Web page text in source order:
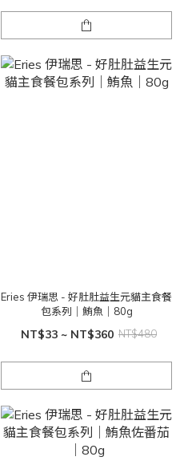
Eries 伊瑞思 - 好肚肚益生元貓主食餐
包系列｜鮪魚｜80g
NT$33 ~ NT$360 NT$480